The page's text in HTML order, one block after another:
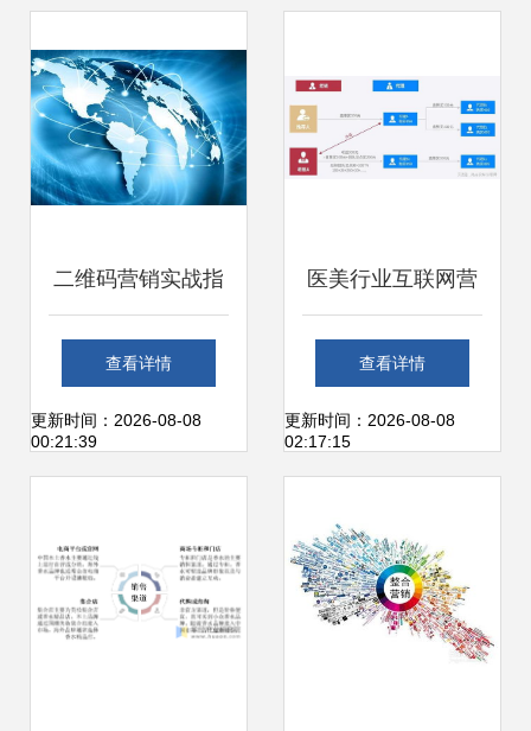
二维码营销实战指
南 策划方案、核心
技巧与互联网销售
查看详情
更新时间：2026-08-08
00:21:39
医美行业互联网营
销模式深度解析 从
信息触达到价值转
查看详情
更新时间：2026-08-08
02:17:15